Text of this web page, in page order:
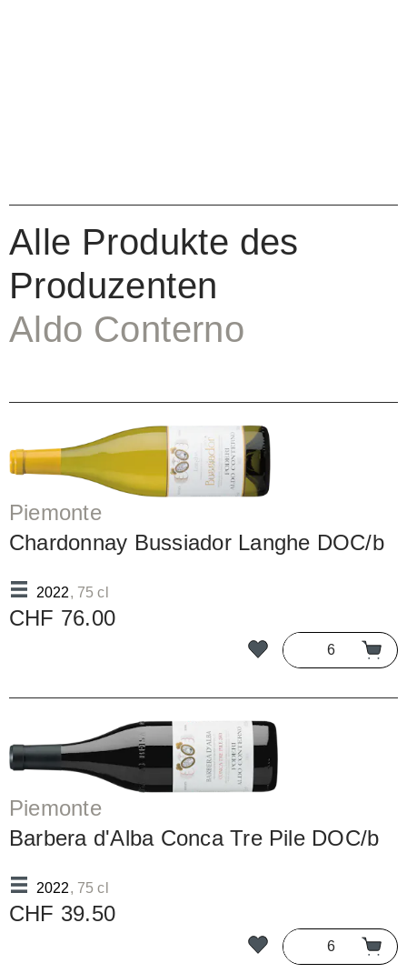
Alle Produkte des
Produzenten
Aldo Conterno
Piemonte
Chardonnay Bussiador Langhe DOC/b
2022, 75 cl
CHF 76.00
Piemonte
Barbera d'Alba Conca Tre Pile DOC/b
2022, 75 cl
CHF 39.50